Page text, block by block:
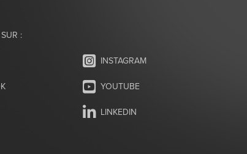
:
INSTAGRAM
YOUTUBE
LINKEDIN